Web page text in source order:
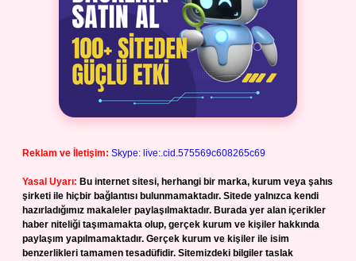
Reklam ve İletişim: Skype: live:.cid.575569c608265c69
Yasal Uyarı: Bu internet sitesi, herhangi bir marka, kurum veya şahıs
şirketi ile hiçbir bağlantısı bulunmamaktadır. Sitede yalnızca kendi
hazırladığımız makaleler paylaşılmaktadır. Burada yer alan içerikler
haber niteliği taşımamakta olup, gerçek kurum ve kişiler hakkında
paylaşım yapılmamaktadır. Gerçek kurum ve kişiler ile isim
benzerlikleri tamamen tesadüfidir. Sitemizdeki bilgiler taslak